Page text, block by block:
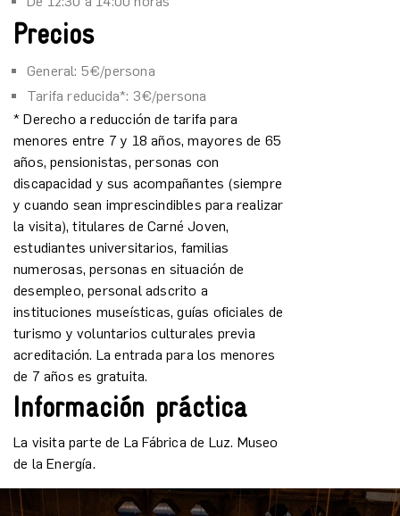
Precios
General: 5€/persona
Tarifa reducida*: 3€/persona
* Derecho a reducción de tarifa para
menores entre 7 y 18 años, mayores de 65
años, pensionistas, personas con
discapacidad y sus acompañantes (siempre
y cuando sean imprescindibles para realizar
la visita), titulares de Carné Joven,
estudiantes universitarios, familias
numerosas, personas en situación de
desempleo, personal adscrito a
instituciones museísticas, guías oficiales de
turismo y voluntarios culturales previa
acreditación. La entrada para los menores
de 7 años es gratuita.
Información práctica
La visita parte de La Fábrica de Luz. Museo
de la Energía.